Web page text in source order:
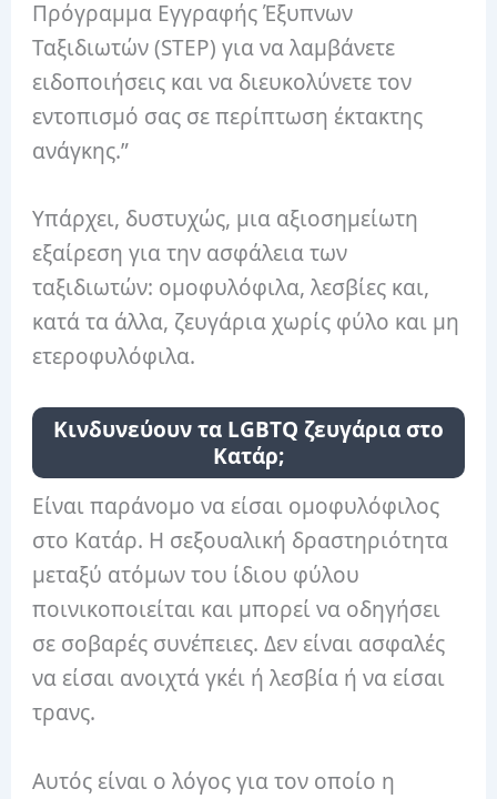
Πρόγραμμα Εγγραφής Έξυπνων
Ταξιδιωτών (STEP) για να λαμβάνετε
ειδοποιήσεις και να διευκολύνετε τον
εντοπισμό σας σε περίπτωση έκτακτης
ανάγκης.”
Υπάρχει, δυστυχώς, μια αξιοσημείωτη
εξαίρεση για την ασφάλεια των
ταξιδιωτών: ομοφυλόφιλα, λεσβίες και,
κατά τα άλλα, ζευγάρια χωρίς φύλο και μη
ετεροφυλόφιλα.
Κινδυνεύουν τα LGBTQ ζευγάρια στο
Κατάρ;
Είναι παράνομο να είσαι ομοφυλόφιλος
στο Κατάρ. Η σεξουαλική δραστηριότητα
μεταξύ ατόμων του ίδιου φύλου
ποινικοποιείται και μπορεί να οδηγήσει
σε σοβαρές συνέπειες. Δεν είναι ασφαλές
να είσαι ανοιχτά γκέι ή λεσβία ή να είσαι
τρανς.
Αυτός είναι ο λόγος για τον οποίο η